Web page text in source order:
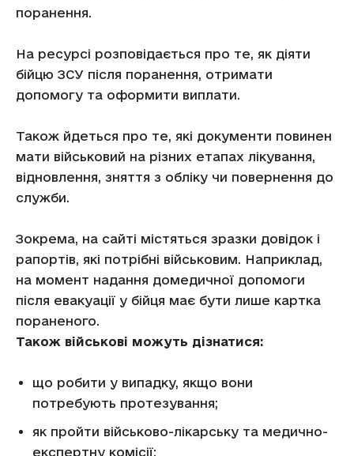
поранення.
На ресурсі розповідається про те, як діяти
бійцю ЗСУ після поранення, отримати
допомогу та оформити виплати.
Також йдеться про те, які документи повинен
мати військовий на різних етапах лікування,
відновлення, зняття з обліку чи повернення до
служби.
Зокрема, на сайті містяться зразки довідок і
рапортів, які потрібні військовим. Наприклад,
на момент надання домедичної допомоги
після евакуації у бійця має бути лише картка
пораненого.
Також військові можуть дізнатися:
що робити у випадку, якщо вони
потребують протезування;
як пройти військово-лікарську та медично-
експертну комісії;